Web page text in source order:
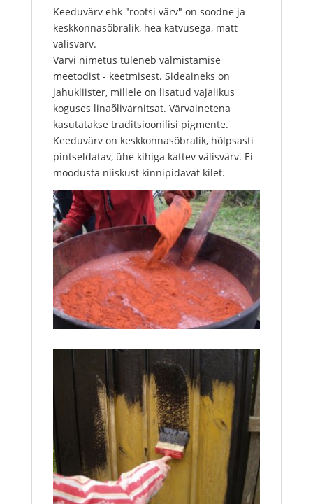
Keeduvärv ehk "rootsi värv" on soodne ja
keskkonnasõbralik, hea katvusega, matt
välisvärv.
Värvi nimetus tuleneb valmistamise
meetodist - keetmisest. Sideaineks on
jahukliister, millele on lisatud vajalikus
koguses linaõlivärnitsat. Värvainetena
kasutatakse traditsioonilisi pigmente.
Keeduvärv on keskkonnasõbralik, hõlpsasti
pintseldatav, ühe kihiga kattev välisvärv. Ei
moodusta niiskust kinnipidavat kilet.